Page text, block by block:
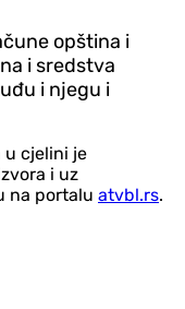
opština i
i sredstva
i njegu i
u cjelini je
i uz
na portalu atvbl.rs.